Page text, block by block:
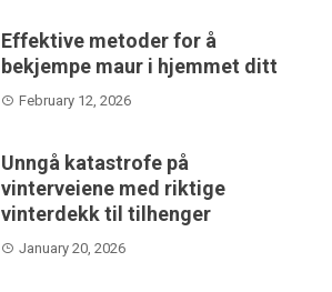
Effektive metoder for å
bekjempe maur i hjemmet ditt
February 12, 2026
Unngå katastrofe på
vinterveiene med riktige
vinterdekk til tilhenger
January 20, 2026